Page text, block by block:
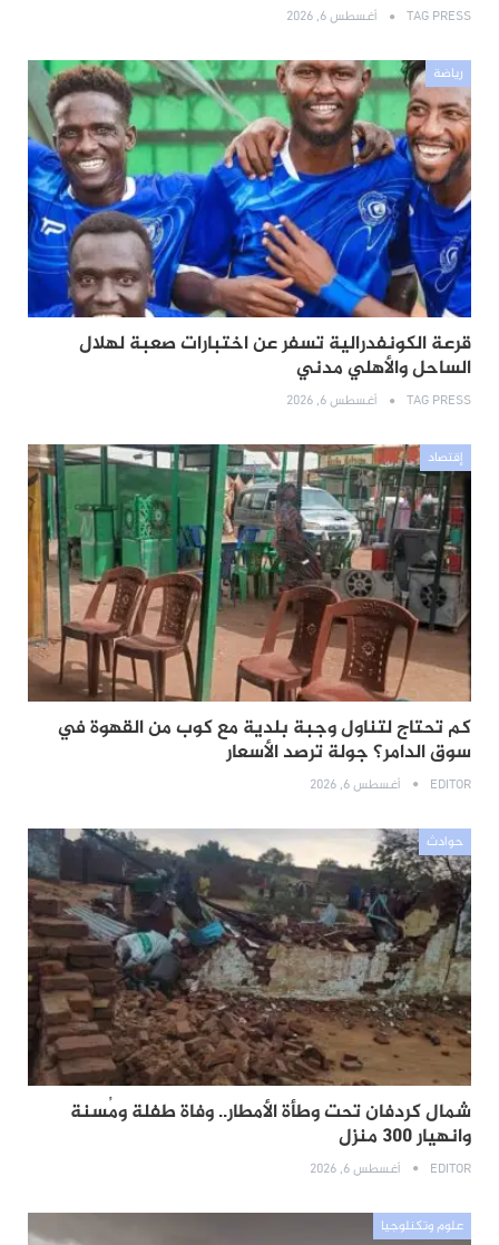
TAG PRESS أغسطس 6, 2026
رياضة
قرعة الكونفدرالية تسفر عن اختبارات صعبة لهلال
الساحل والأهلي مدني
TAG PRESS أغسطس 6, 2026
إقتصاد
كم تحتاج لتناول وجبة بلدية مع كوب من القهوة في
سوق الدامر؟ جولة ترصد الأسعار
EDITOR أغسطس 6, 2026
حوادث
شمال كردفان تحت وطأة الأمطار.. وفاة طفلة ومُسنة
وانهيار 300 منزل
EDITOR أغسطس 6, 2026
علوم وتكنلوجيا